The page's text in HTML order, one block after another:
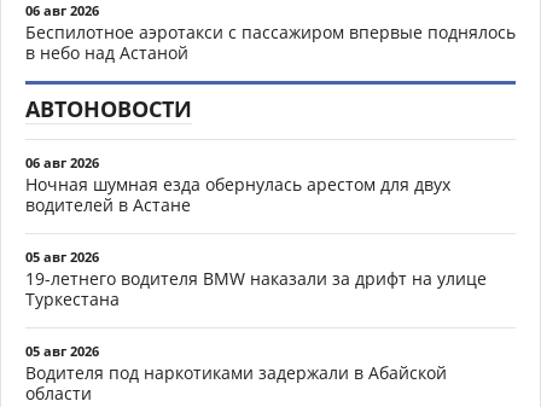
06 авг 2026
Беспилотное аэротакси с пассажиром впервые поднялось
в небо над Астаной
АВТОНОВОСТИ
06 авг 2026
Ночная шумная езда обернулась арестом для двух
водителей в Астане
05 авг 2026
19-летнего водителя BMW наказали за дрифт на улице
Туркестана
05 авг 2026
Водителя под наркотиками задержали в Абайской
области